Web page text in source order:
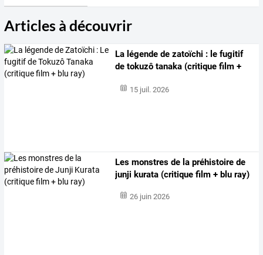
Articles à découvrir
La légende de zatoïchi : le fugitif
de tokuzô tanaka (critique film +
15 juil. 2026
Les monstres de la préhistoire de
junji kurata (critique film + blu ray)
26 juin 2026